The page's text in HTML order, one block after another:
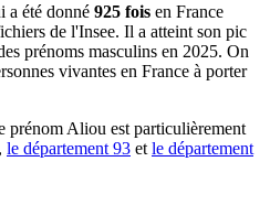
a été donné 925 fois en France
de l'Insee. Il a atteint son pic
prénoms masculins en 2025. On
vivantes en France à porter
prénom Aliou est particulièrement
, le département 93 et le département